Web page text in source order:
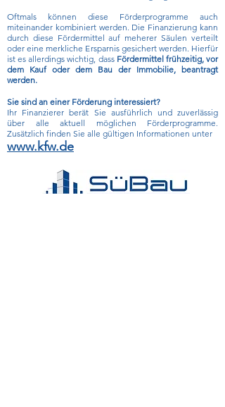
Oftmals können diese Förderprogramme auch
miteinander kombiniert werden. Die Finanzierung kann
durch diese Fördermittel auf meherer Säulen verteilt
oder eine merkliche Ersparnis gesichert werden. Hierfür
ist es allerdings wichtig, dass Fördermittel frühzeitig, vor
dem Kauf oder dem Bau der Immobilie, beantragt
werden.
Sie sind an einer Förderung interessiert?
Ihr Finanzierer berät Sie ausführlich und zuverlässig
über alle aktuell möglichen Förderprogramme.
Zusätzlich finden Sie alle gültigen Informationen unter
www.kfw.de